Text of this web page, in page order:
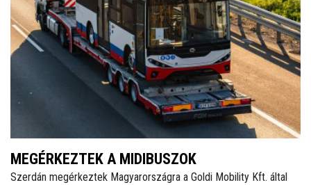
MEGÉRKEZTEK A MIDIBUSZOK
Szerdán megérkeztek Magyarországra a Goldi Mobility Kft. által